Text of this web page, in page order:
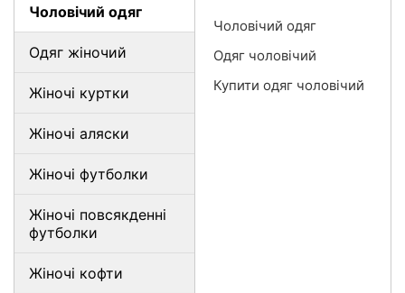
Чоловічий одяг
Одяг жіночий
Жіночі куртки
Жіночі аляски
Жіночі футболки
Жіночі повсякденні
футболки
Жіночі кофти
Чоловічий одяг
Одяг чоловічий
Купити одяг чоловічий